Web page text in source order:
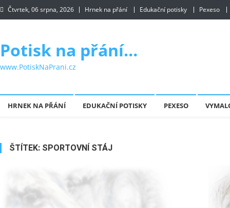
Skip to content
Čtvrtek, 06 srpna, 2026 Hrnek na přání Edukační potisky Pexeso
Potisk na přání…
www.PotiskNaPrani.cz
HRNEK NA PŘÁNÍ EDUKAČNÍ POTISKY PEXESO
ŠTÍTEK: SPORTOVNÍ STÁJ